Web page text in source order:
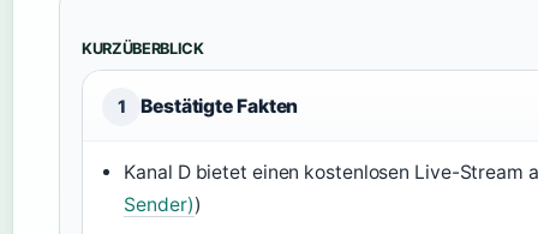
KURZÜBERBLICK
1 Bestätigte Fakten
Kanal D bietet einen kostenlosen Live-Stream
Sender))